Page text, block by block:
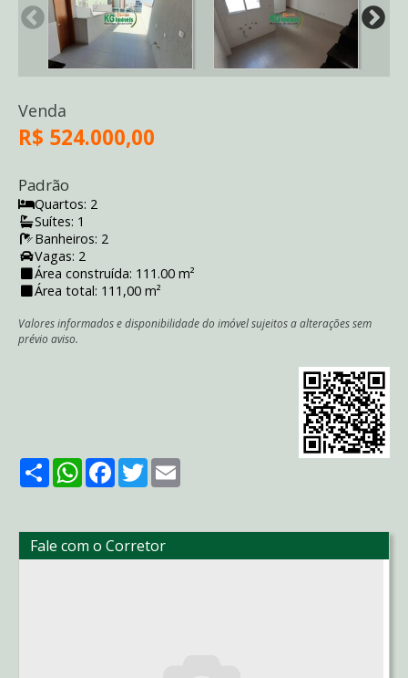
Venda
R$ 524.000,00
Padrão
Quartos: 2
Suítes: 1
Banheiros: 2
Vagas: 2
Área construída: 111.00 m²
Área total: 111,00 m²
Valores informados e disponibilidade do imóvel sujeitos a alterações sem
prévio aviso.
ShareWhatsApp
Facebook
Twitter
Fale com o Corretor